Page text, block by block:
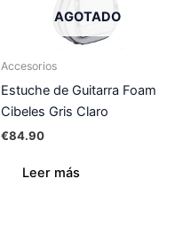
AGOTADO
Accesorios
Estuche de Guitarra Foam
Cibeles Gris Claro
€84.90
Leer más